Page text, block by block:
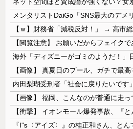
内田梨瑚受刑者「社会に戻りたいです」